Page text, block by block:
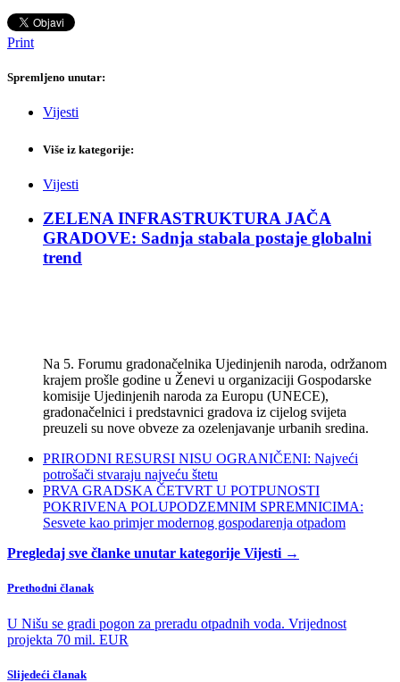
Print
Spremljeno unutar:
Vijesti
Više iz kategorije:
Vijesti
ZELENA INFRASTRUKTURA JAČA
GRADOVE: Sadnja stabala postaje globalni
trend
Na 5. Forumu gradonačelnika Ujedinjenih naroda, održanom
krajem prošle godine u Ženevi u organizaciji Gospodarske
komisije Ujedinjenih naroda za Europu (UNECE),
gradonačelnici i predstavnici gradova iz cijelog svijeta
preuzeli su nove obveze za ozelenjavanje urbanih sredina.
PRIRODNI RESURSI NISU OGRANIČENI: Najveći
potrošači stvaraju najveću štetu
PRVA GRADSKA ČETVRT U POTPUNOSTI
POKRIVENA POLUPODZEMNIM SPREMNICIMA:
Sesvete kao primjer modernog gospodarenja otpadom
Pregledaj sve članke unutar kategorije Vijesti →
Prethodni članak
U Nišu se gradi pogon za preradu otpadnih voda. Vrijednost
projekta 70 mil. EUR
Slijedeći članak